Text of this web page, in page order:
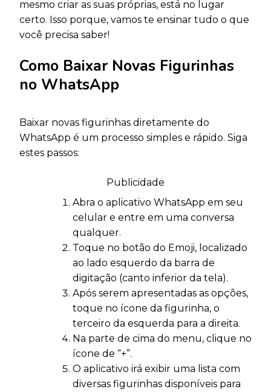
mesmo criar as suas próprias, está no lugar
certo. Isso porque, vamos te ensinar tudo o que
você precisa saber!
Como Baixar Novas Figurinhas
no WhatsApp
Baixar novas figurinhas diretamente do
WhatsApp é um processo simples e rápido. Siga
estes passos:
Publicidade
Abra o aplicativo WhatsApp em seu
celular e entre em uma conversa
qualquer.
Toque no botão do Emoji, localizado
ao lado esquerdo da barra de
digitação (canto inferior da tela).
Após serem apresentadas as opções,
toque no ícone da figurinha, o
terceiro da esquerda para a direita.
Na parte de cima do menu, clique no
ícone de “+”.
O aplicativo irá exibir uma lista com
diversas figurinhas disponíveis para